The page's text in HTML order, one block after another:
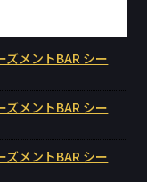
メントBAR シー
メントBAR シー
メントBAR シー